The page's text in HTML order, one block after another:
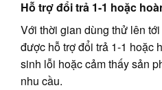
Hỗ trợ đổi trả 1-1 hoặc
Với thời gian dùng thử lên
được hỗ trợ đổi trả 1-1 hoặc
sinh lỗi hoặc cảm thấy sản
nhu cầu.